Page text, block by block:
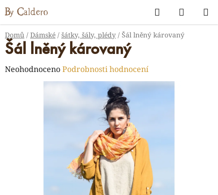
Přejít
na
obsah
Hledat
KOŠÍK
Domů / Dámské / šátky, šály, plédy / Šál lněný károvaný
Šál lněný károvaný
Průměrné
NeohodnocenoPodrobnosti hodnocení